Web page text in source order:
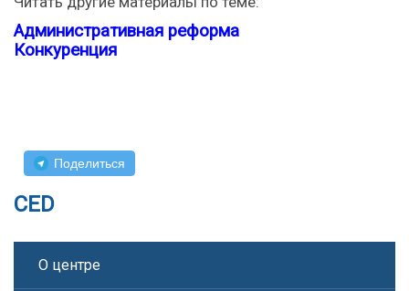
Административная реформа
Конкуренция
Поделиться
CED
О центре